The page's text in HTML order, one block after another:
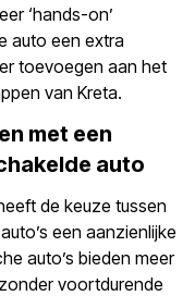
‘hands-on’
auto een extra
toevoegen aan het
van Kreta.
met een
auto
de keuze tussen
een aanzienlijke
auto’s bieden meer
voortdurende